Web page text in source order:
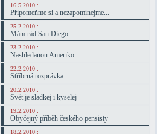
16.5.2010 :
Připomeňme si a nezapomínejme...
25.2.2010 :
Mám rád San Diego
23.2.2010 :
Nashledanou Ameriko...
22.2.2010 :
Stříbrná rozprávka
20.2.2010 :
Svět je sladkej i kyselej
19.2.2010 :
Obyčejný příběh českého pensisty
18.2.2010 :